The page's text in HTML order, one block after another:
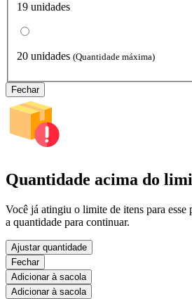
19 unidades
20 unidades (Quantidade máxima)
Fechar
Quantidade acima do
Você já atingiu o limite de itens para
a quantidade para continuar.
Ajustar quantidade
Fechar
Adicionar à sacola
Adicionar à sacola